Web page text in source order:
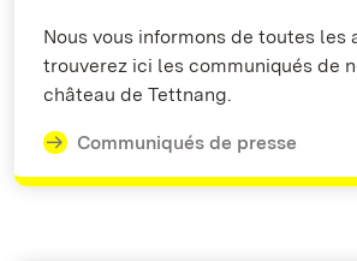
Nous vous informons de toutes les
trouverez ici les communiqués de
château de Tettnang.
Communiqués de presse